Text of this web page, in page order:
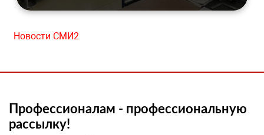
Новости СМИ2
Профессионалам - профессиональную
рассылку!